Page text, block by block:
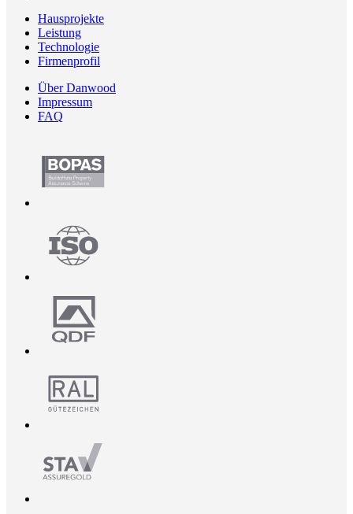
Hausprojekte
Leistung
Technologie
Firmenprofil
Über Danwood
Impressum
FAQ